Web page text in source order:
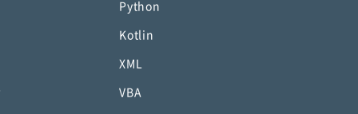
Python
Kotlin
XML
VBA